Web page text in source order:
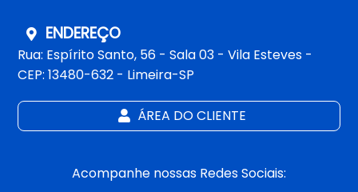
ENDEREÇO
Rua: Espírito Santo, 56 - Sala 03 - Vila Esteves -
CEP: 13480-632 - Limeira-SP
ÁREA DO CLIENTE
Acompanhe nossas Redes Sociais: